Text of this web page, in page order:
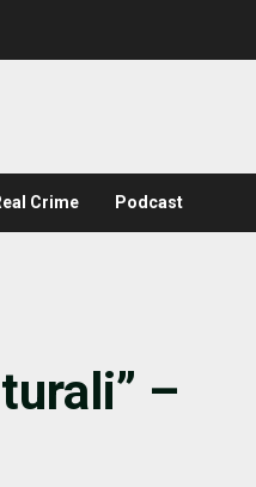
Crime Podcast
–